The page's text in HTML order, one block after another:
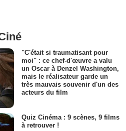
"C'était si traumatisant pour
moi" : ce chef-d'œuvre a valu
un Oscar à Denzel Washington,
mais le réalisateur garde un
très mauvais souvenir d'un des
acteurs du film
Quiz Cinéma : 9 scènes, 9 films
à retrouver !